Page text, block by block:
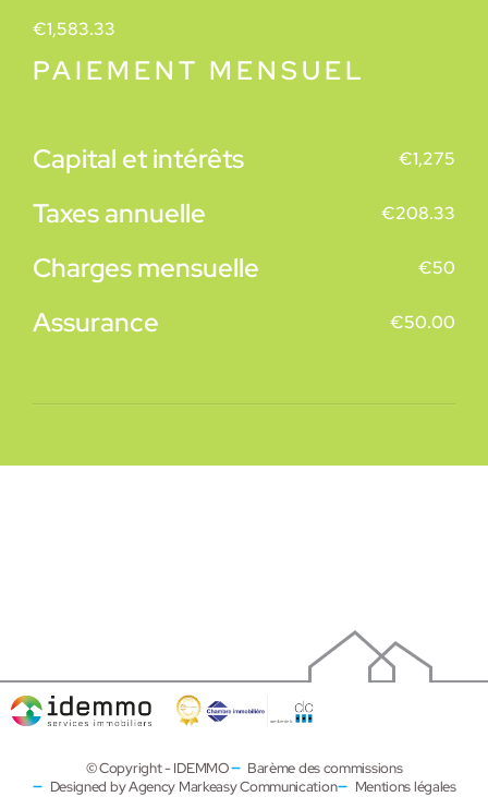
€1,583.33
PAIEMENT MENSUEL
Capital et intérêts €1,275
Taxes annuelle €208.33
Charges mensuelle €50
Assurance €50.00
© Copyright - IDEMMO
Barème des commissions
Designed by Agency Markeasy Communication
Mentions légales